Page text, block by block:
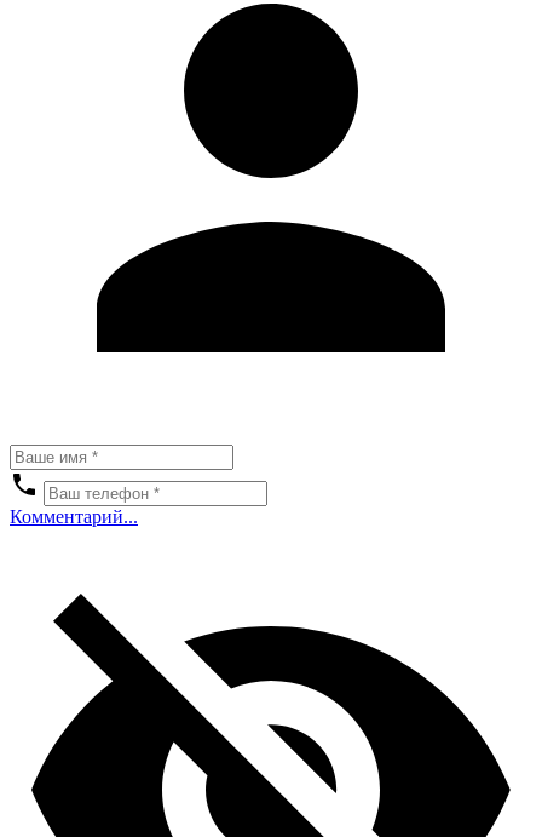
Комментарий...